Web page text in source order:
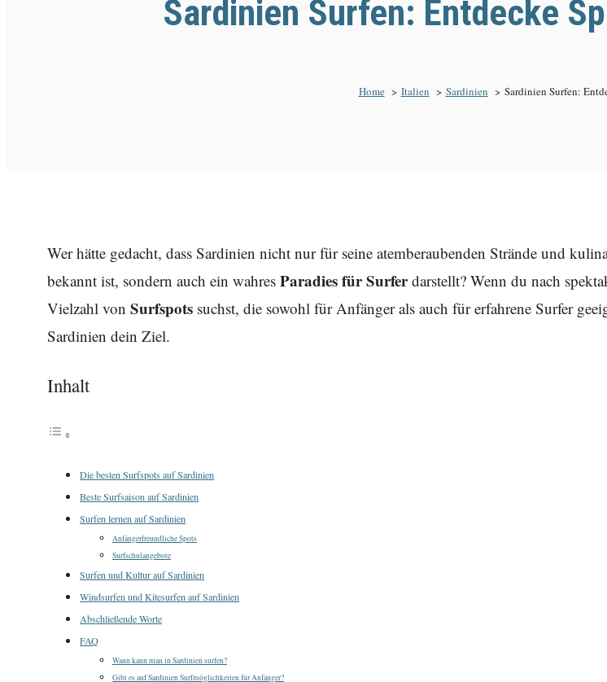
Sardinien Surfen: Entdecke
Home Italien Sardinien Sardinien Surfen:
Wer hätte gedacht, dass Sardinien nicht nur für seine atemberaubenden Strände und
bekannt ist, sondern auch ein wahres Paradies für Surferdarstellt? Wenn du nach
Vielzahl von Surfspots suchst, die sowohl für Anfänger als auch für erfahrene Surfer
Sardinien dein Ziel.
Inhalt
Die besten Surfspots auf Sardinien
Beste Surfsaison auf Sardinien
Surfen lernen auf Sardinien
Anfängerfreundliche Spots
Surfschulangebote
Surfen und Kultur auf Sardinien
Windsurfen und Kitesurfen auf Sardinien
Abschließende Worte
FAQ
Wann kann man in Sardinien surfen?
Gibt es auf Sardinien Surfmöglichkeiten für Anfänger?